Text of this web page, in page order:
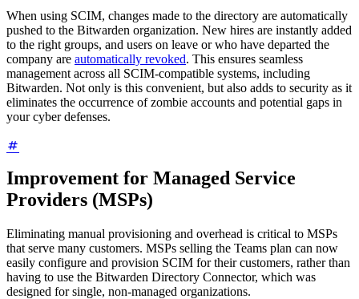
When using SCIM, changes made to the directory are automatically
pushed to the Bitwarden organization. New hires are instantly added
to the right groups, and users on leave or who have departed the
company are automatically revoked. This ensures seamless
management across all SCIM-compatible systems, including
Bitwarden. Not only is this convenient, but also adds to security as it
eliminates the occurrence of zombie accounts and potential gaps in
your cyber defenses.
Improvement for Managed Service
Providers (MSPs)
Eliminating manual provisioning and overhead is critical to MSPs
that serve many customers. MSPs selling the Teams plan can now
easily configure and provision SCIM for their customers, rather than
having to use the Bitwarden Directory Connector, which was
designed for single, non-managed organizations.